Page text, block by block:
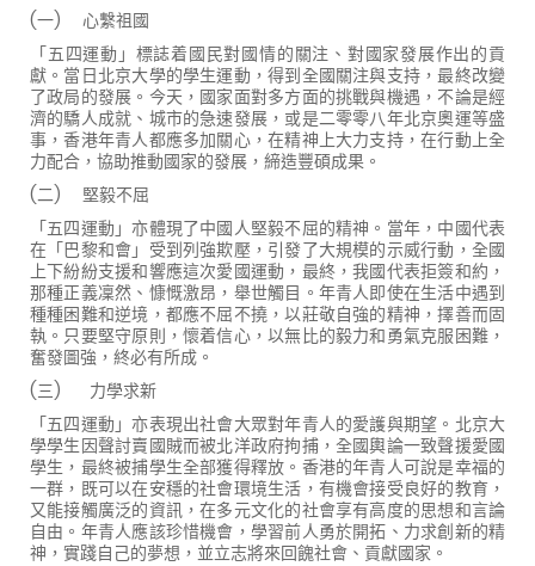
(一)
心繫祖國
「五四運動」標誌着國民對國情的關注、對國家發展作出的貢
獻。當日北京大學的學生運動，得到全國關注與支持，最終改變
了政局的發展。今天，國家面對多方面的挑戰與機遇，不論是經
濟的驕人成就、城市的急速發展，或是二零零八年北京奧運等盛
事，香港年青人都應多加關心，在精神上大力支持，在行動上全
力配合，協助推動國家的發展，締造豐碩成果。
(二)
堅毅不屈
「五四運動」亦體現了中國人堅毅不屈的精神。當年，中國代表
在「巴黎和會」受到列強欺壓，引發了大規模的示威行動，全國
上下紛紛支援和響應這次愛國運動，最終，我國代表拒簽和約，
那種正義凜然、慷慨激昂，舉世觸目。年青人即使在生活中遇到
種種困難和逆境，都應不屈不撓，以莊敬自強的精神，擇善而固
執。只要堅守原則，懷着信心，以無比的毅力和勇氣克服困難，
奮發圖強，終必有所成。
(三) 力學求新
「五四運動」亦表現出社會大眾對年青人的愛護與期望。北京大
學學生因聲討賣國賊而被北洋政府拘捕，全國輿論一致聲援愛國
學生，最終被捕學生全部獲得釋放。香港的年青人可說是幸福的
一群，既可以在安穩的社會環境生活，有機會接受良好的教育，
又能接觸廣泛的資訊，在多元文化的社會享有高度的思想和言論
自由。年青人應該珍惜機會，學習前人勇於開拓、力求創新的精
神，實踐自己的夢想，並立志將來回餽社會、貢獻國家。